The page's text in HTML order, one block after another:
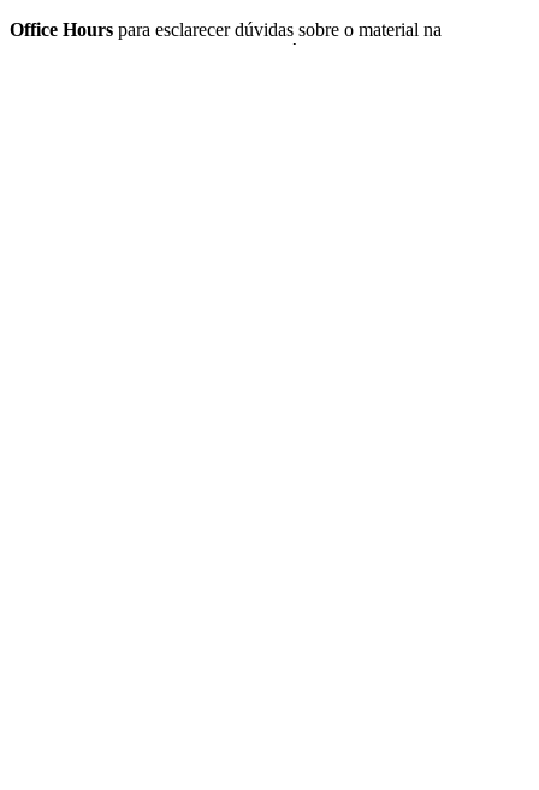
Office Hours para esclarecer dúvidas sobre o material na
plataforma, compartilhar melhores práticas e aprofundar a aplicação